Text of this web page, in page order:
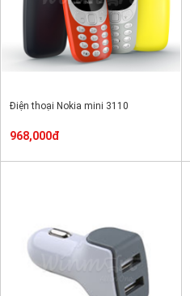
Điện thoại Nokia mini 3110
968,000đ